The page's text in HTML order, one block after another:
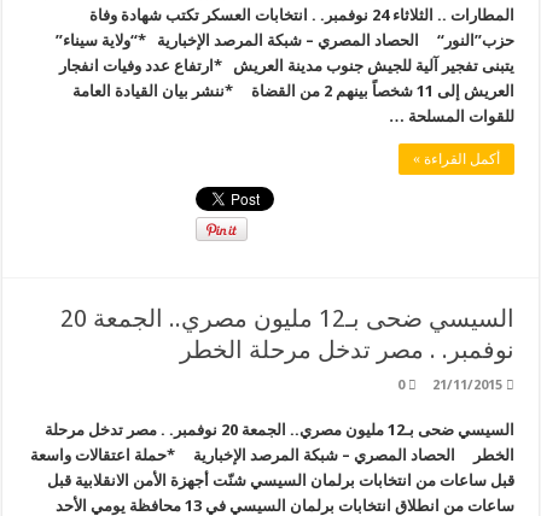
المطارات .. الثلاثاء 24 نوفمبر. . انتخابات العسكر تكتب شهادة وفاة
حزب”النور“ الحصاد المصري – شبكة المرصد الإخبارية *“ولاية سيناء”
يتبنى تفجير آلية للجيش جنوب مدينة العريش *ارتفاع عدد وفيات انفجار
العريش إلى 11 شخصاً بينهم 2 من القضاة *ننشر بيان القيادة العامة
للقوات المسلحة …
أكمل القراءة »
السيسي ضحى بـ12 مليون مصري.. الجمعة 20
نوفمبر. . مصر تدخل مرحلة الخطر
21/11/2015
0
السيسي ضحى بـ12 مليون مصري.. الجمعة 20 نوفمبر. . مصر تدخل مرحلة
الخطر الحصاد المصري – شبكة المرصد الإخبارية *حملة اعتقالات واسعة
قبل ساعات من انتخابات برلمان السيسي شنّت أجهزة الأمن الانقلابية قبل
ساعات من انطلاق انتخابات برلمان السيسي في 13 محافظة يومي الأحد